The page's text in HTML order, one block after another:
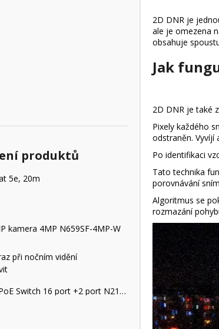
produktů
5e, 20m
je 5 z 5 hvězdiček.
kamera 4MP N659SF-4MP-W
je 5 z 5 hvězdiček.
při nočním vidění
Securia Pro PoE Switch 16 port +2 port N2162P
je 2 z 5 hvězdiček.
2D DNR je
ale je omezena
obsahuje
Jak
2D DNR je také
Pixely každého
odstraněn. Vyvíjí
Po identifikaci
Tato technika
porovnávání
Algoritmus se
rozmazání